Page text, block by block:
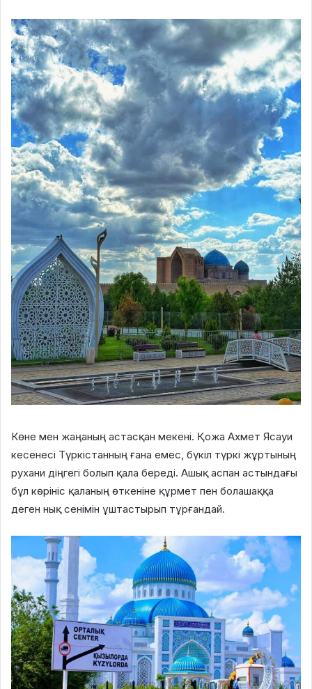
Көне мен жаңаның астасқан мекені. Қожа Ахмет Ясауи
кесенесі Түркістанның ғана емес, бүкіл түркі жұртының
рухани діңгегі болып қала береді. Ашық аспан астындағы
бұл көрініс қаланың өткеніне құрмет пен болашаққа
деген нық сенімін ұштастырып тұрғандай.